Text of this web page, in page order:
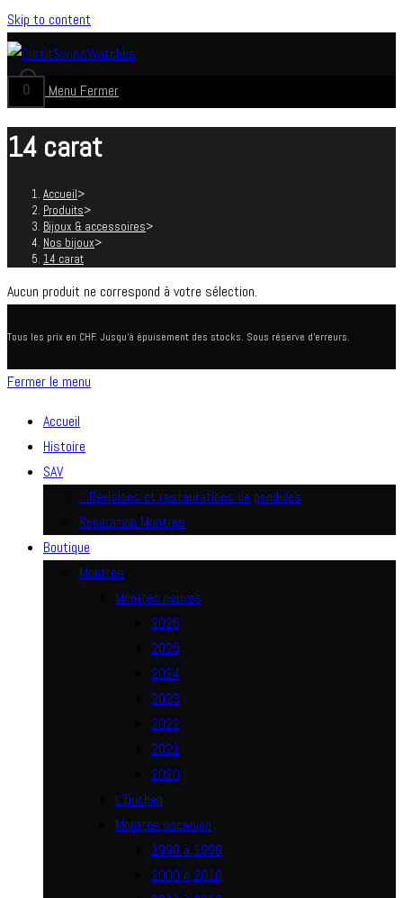
Skip to content
0 Menu Fermer
14 carat
Accueil>
Produits>
Bijoux & accessoires>
Nos bijoux>
14 carat
Aucun produit ne correspond à votre sélection.
Tous les prix en CHF. Jusqu'à épuisement des stocks. Sous réserve d'erreurs.
Fermer le menu
Accueil
Histoire
SAV
…Révisions et restaurations de pendules
Réparation Montres
Boutique
Montres
Montres neuves
2026
2025
2024
2023
2022
2021
2020
L’Duchen
Montres occasion
1990 à 1999
2000 à 2010